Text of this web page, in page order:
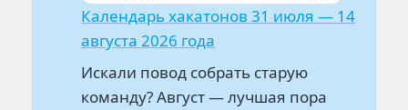
Календарь хакатонов 31 июля — 14
августа 2026 года
Искали повод собрать старую
команду? Август — лучшая пора